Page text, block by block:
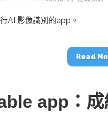
AI 影像識別的app。
Read
app：成